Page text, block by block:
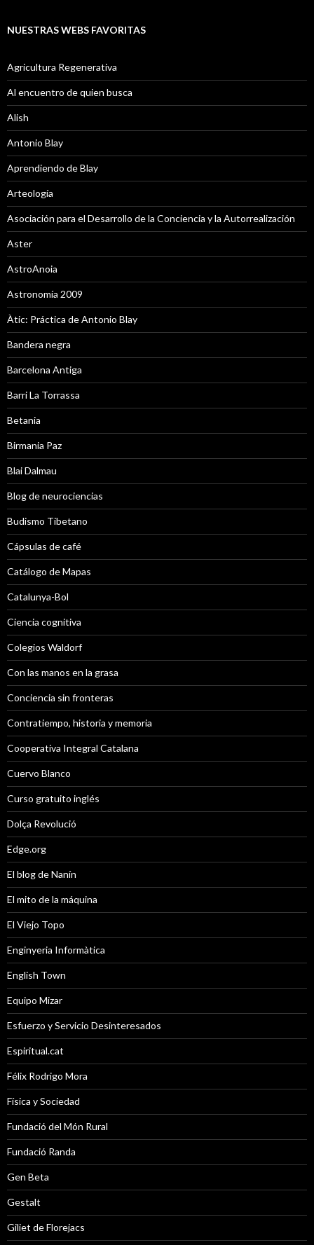
NUESTRAS WEBS FAVORITAS
Agricultura Regenerativa
Al encuentro de quien busca
Alish
Antonio Blay
Aprendiendo de Blay
Arteología
Asociación para el Desarrollo de la Conciencia y la Autorrealización
Aster
AstroAnoia
Astronomía 2009
Àtic: Práctica de Antonio Blay
Bandera negra
Barcelona Antiga
Barri La Torrassa
Betania
Birmania Paz
Blai Dalmau
Blog de neurociencias
Budismo Tibetano
Cápsulas de café
Catálogo de Mapas
Catalunya-Bol
Ciencia cognitiva
Colegios Waldorf
Con las manos en la grasa
Conciencia sin fronteras
Contratiempo, historia y memoria
Cooperativa Integral Catalana
Cuervo Blanco
Curso gratuito inglés
Dolça Revolució
Edge.org
El blog de Nanín
El mito de la máquina
El Viejo Topo
Enginyeria Informàtica
English Town
Equipo Mizar
Esfuerzo y Servicio Desinteresados
Espiritual.cat
Félix Rodrigo Mora
Física y Sociedad
Fundació del Món Rural
Fundació Randa
Gen Beta
Gestalt
Giliet de Florejacs